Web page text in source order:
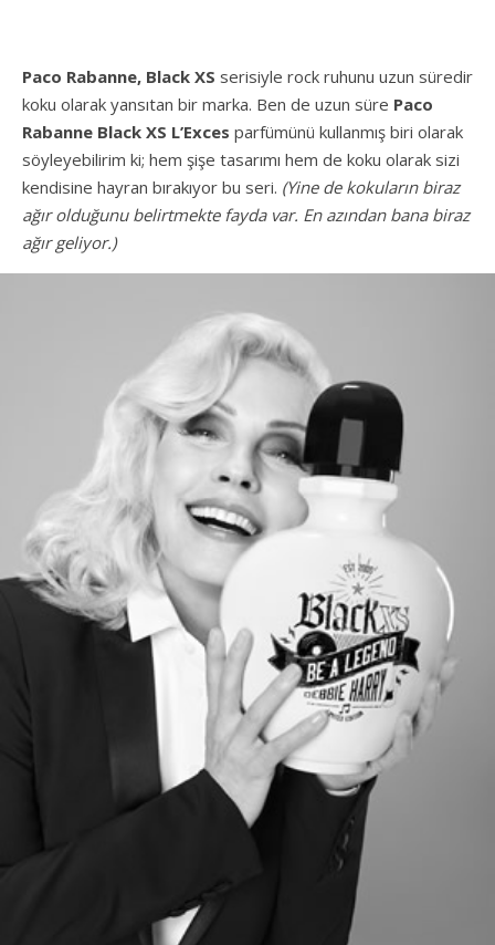
Paco Rabanne, Black XS serisiyle rock ruhunu uzun süredir
koku olarak yansıtan bir marka. Ben de uzun süre Paco
Rabanne Black XS L’Exces parfümünü kullanmış biri olarak
söyleyebilirim ki; hem şişe tasarımı hem de koku olarak sizi
kendisine hayran bırakıyor bu seri. (Yine de kokuların biraz
ağır olduğunu belirtmekte fayda var. En azından bana biraz
ağır geliyor.)